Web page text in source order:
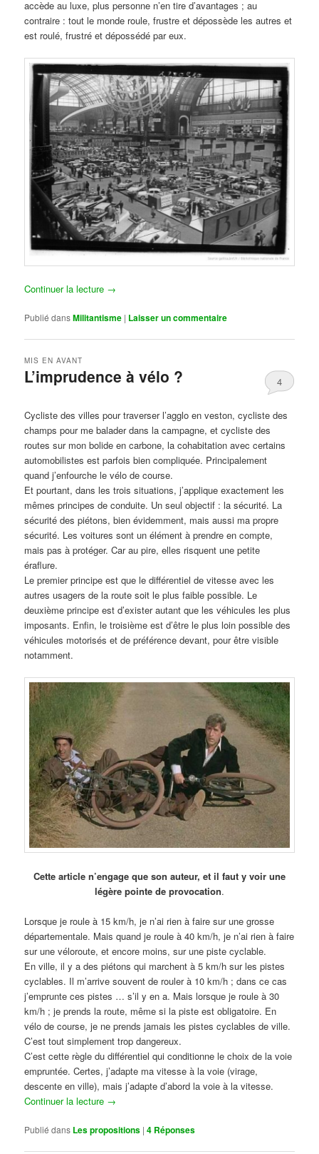
accède au luxe, plus personne n’en tire d’avantages ; au
contraire : tout le monde roule, frustre et dépossède les autres et
est roulé, frustré et dépossédé par eux.
Continuer la lecture →
Publié dansMilitantisme | Laisser un commentaire
L’imprudence à vélo ?
MIS EN AVANT
4
Cycliste des villes pour traverser l’agglo en veston, cycliste des
champs pour me balader dans la campagne, et cycliste des
routes sur mon bolide en carbone, la cohabitation avec certains
automobilistes est parfois bien compliquée. Principalement
quand j’enfourche le vélo de course.
Et pourtant, dans les trois situations, j’applique exactement les
mêmes principes de conduite. Un seul objectif : la sécurité. La
sécurité des piétons, bien évidemment, mais aussi ma propre
sécurité. Les voitures sont un élément à prendre en compte,
mais pas à protéger. Car au pire, elles risquent une petite
éraflure.
Le premier principe est que le différentiel de vitesse avec les
autres usagers de la route soit le plus faible possible. Le
deuxième principe est d’exister autant que les véhicules les plus
imposants. Enfin, le troisième est d’être le plus loin possible des
véhicules motorisés et de préférence devant, pour être visible
notamment.
Cette article n’engage que son auteur, et il faut y voir une
légère pointe de provocation.
Lorsque je roule à 15 km/h, je n’ai rien à faire sur une grosse
départementale. Mais quand je roule à 40 km/h, je n’ai rien à faire
sur une véloroute, et encore moins, sur une piste cyclable.
En ville, il y a des piétons qui marchent à 5 km/h sur les pistes
cyclables. Il m’arrive souvent de rouler à 10 km/h ; dans ce cas
j’emprunte ces pistes … s’il y en a. Mais lorsque je roule à 30
km/h ; je prends la route, même si la piste est obligatoire. En
vélo de course, je ne prends jamais les pistes cyclables de ville.
C’est tout simplement trop dangereux.
C’est cette règle du différentiel qui conditionne le choix de la voie
empruntée. Certes, j’adapte ma vitesse à la voie (virage,
descente en ville), mais j’adapte d’abord la voie à la vitesse.
Continuer la lecture →
Publié dans Les propositions |4 Réponses